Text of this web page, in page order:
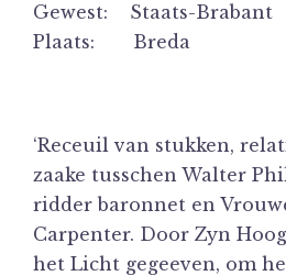
Gewest: Staats-Brabant
Plaats: Breda
‘Receuil van stukken,
zaake tusschen Walter
ridder baronnet en
Carpenter. Door Zyn
het Licht gegeeven, om